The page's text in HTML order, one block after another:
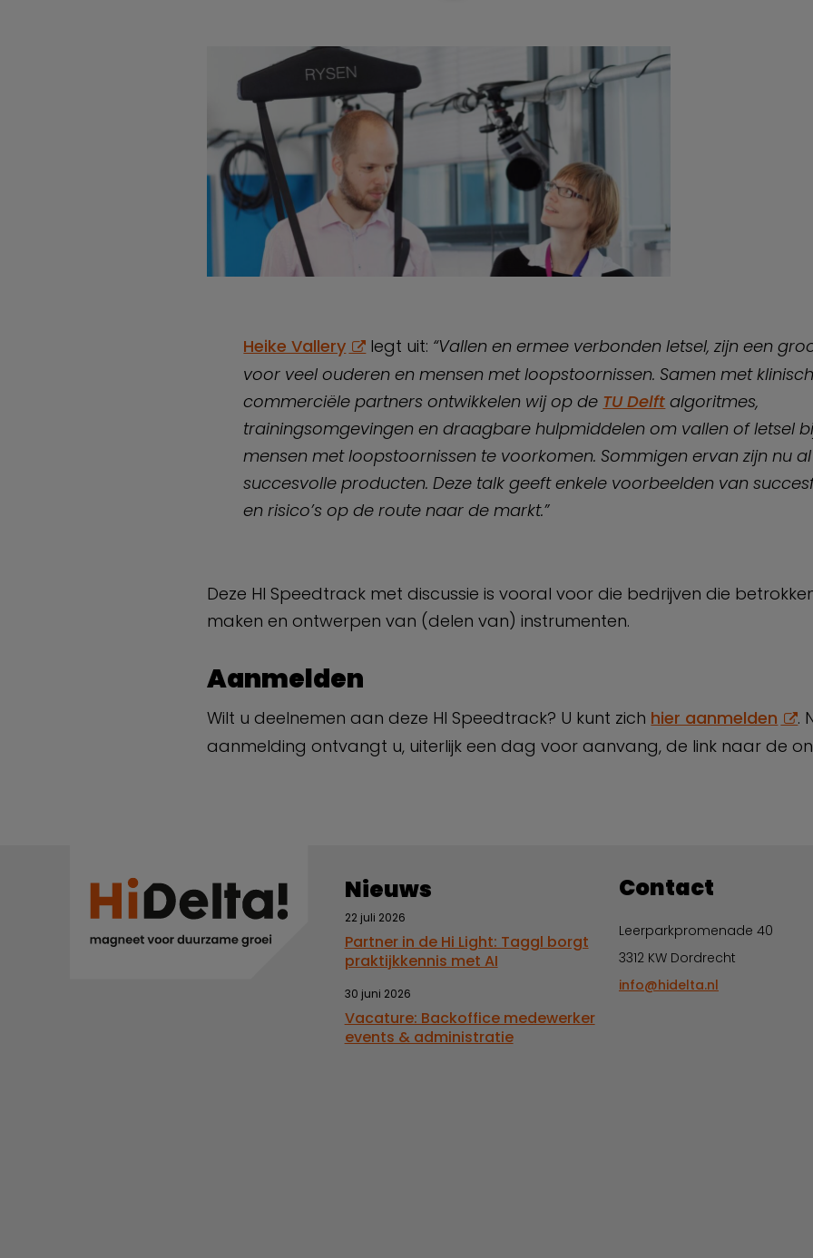
Heike Vallery legt uit: “Vallen en ermee verbonden letsel, zijn een
voor veel ouderen en mensen met loopstoornissen. Samen met
commerciële partners ontwikkelen wij op de TU Delft algoritmes,
trainingsomgevingen en draagbare hulpmiddelen om vallen of letsel
mensen met loopstoornissen te voorkomen. Sommigen ervan zijn nu al
succesvolle producten. Deze talk geeft enkele voorbeelden van
en risico’s op de route naar de markt.”
Deze HI Speedtrack met discussie is vooral voor die bedrijven die
maken en ontwerpen van (delen van) instrumenten.
Aanmelden
Wilt u deelnemen aan deze HI Speedtrack? U kunt zich hier aanmelden
.
aanmelding ontvangt u, uiterlijk een dag voor aanvang, de link naar de
Nieuws
22 juli 2026
Partner in de Hi Light: Taggl borgt
praktijkkennis met AI
30 juni 2026
Vacature: Backoffice medewerker
events & administratie
Contact
Leerparkpromenade 40
3312 KW Dordrecht
info@hidelta.nl